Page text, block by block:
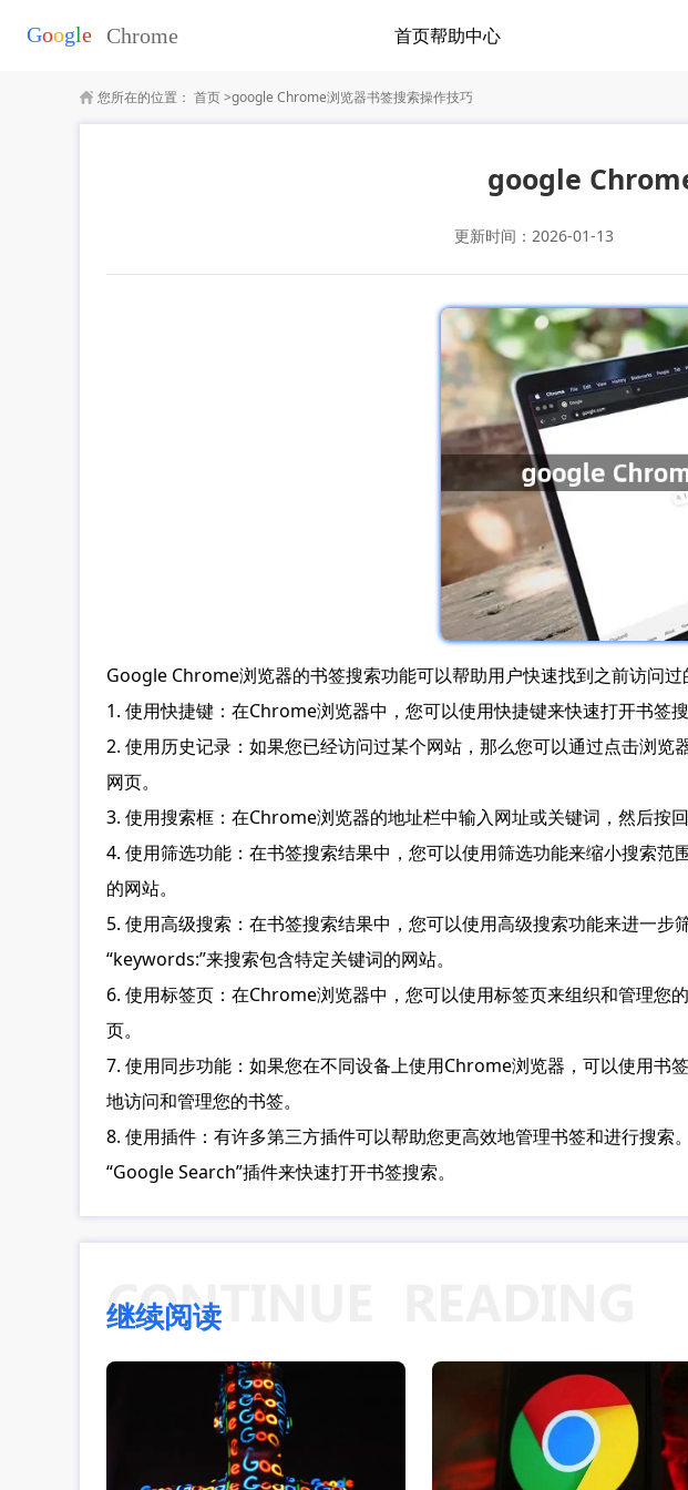
首页帮助中心
您所在的位置： 首页>google Chrome浏览器书签搜索操作技巧
google
更新时间：2026-01-13
Google Chrome浏览器的书签搜索功能可以帮助用户快速找到之前访问过
1. 使用快捷键：在Chrome浏览器中，您可以使用快捷键来快速打开书签
2. 使用历史记录：如果您已经访问过某个网站，那么您可以通过点击浏
网页。
3. 使用搜索框：在Chrome浏览器的地址栏中输入网址或关键词，然后按
4. 使用筛选功能：在书签搜索结果中，您可以使用筛选功能来缩小搜索
的网站。
5. 使用高级搜索：在书签搜索结果中，您可以使用高级搜索功能来进一
“keywords:”来搜索包含特定关键词的网站。
6. 使用标签页：在Chrome浏览器中，您可以使用标签页来组织和管理您
页。
7. 使用同步功能：如果您在不同设备上使用Chrome浏览器，可以使用书
地访问和管理您的书签。
8. 使用插件：有许多第三方插件可以帮助您更高效地管理书签和进行搜
“Google Search”插件来快速打开书签搜索。
继续阅读